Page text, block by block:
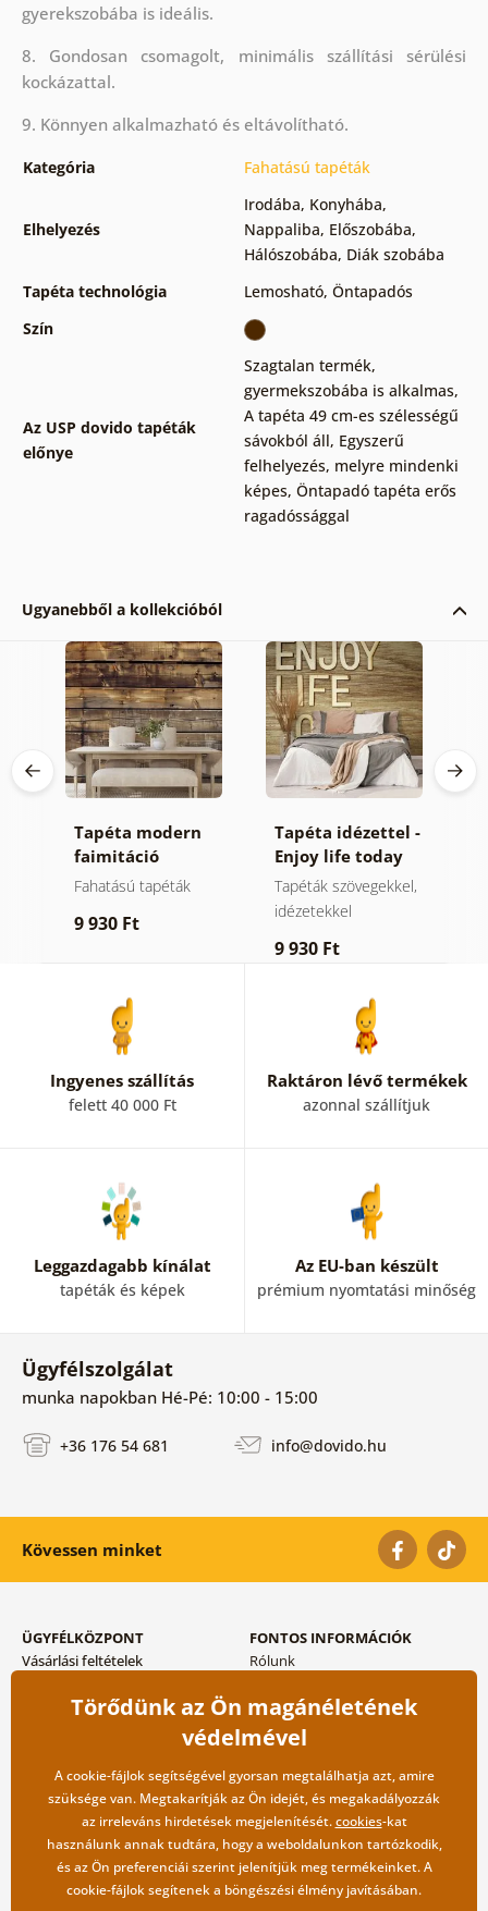
gyerekszobába is ideális.
8. Gondosan csomagolt, minimális szállítási sérülési
kockázattal.
9. Könnyen alkalmazható és eltávolítható.
Kategória Fahatású tapéták
Elhelyezés
Irodába, Konyhába,
Nappaliba, Előszobába,
Hálószobába, Diák szobába
Tapéta technológia
Lemosható, Öntapadós
Szín
Az USP dovido tapéták
előnye
Szagtalan termék,
gyermekszobába is alkalmas,
A tapéta 49 cm-es szélességű
sávokból áll, Egyszerű
felhelyezés, melyre mindenki
képes, Öntapadó tapéta erős
ragadóssággal
Ugyanebből a kollekcióból
Tapéta modern
faimitáció
barnában
Fahatású tapéták
9 930 Ft
Tapéta idézettel -
Enjoy life today
Tapéták szövegekkel,
idézetekkel
9 930 Ft
Ingyenes szállítás
felett 40 000 Ft
Raktáron lévő termékek
azonnal szállítjuk
Leggazdagabb kínálat
tapéták és képek
Az EU-ban készült
prémium nyomtatási minőség
Ügyfélszolgálat
munka napokban Hé-Pé: 10:00 - 15:00
+36 176 54 681 info@dovido.hu
Kövessen minket
ÜGYFÉLKÖZPONT
Vásárlási feltételek
Szállítási és fizetési módok
FONTOS INFORMÁCIÓK
Rólunk
Blog
Kapcsolat
Nagykereskedelmi
együttműködés
Törődünk az Ön magánéletének
védelmével
A cookie-fájlok segítségével gyorsan megtalálhatja azt, amire
szüksége van. Megtakarítják az Ön idejét, és megakadályozzák
az irreleváns hirdetések megjelenítését.cookies-kat
használunk annak tudtára, hogy a weboldalunkon tartózkodik,
és az Ön preferenciái szerint jelenítjük meg termékeinket. A
cookie-fájlok segítenek a böngészési élmény javításában.